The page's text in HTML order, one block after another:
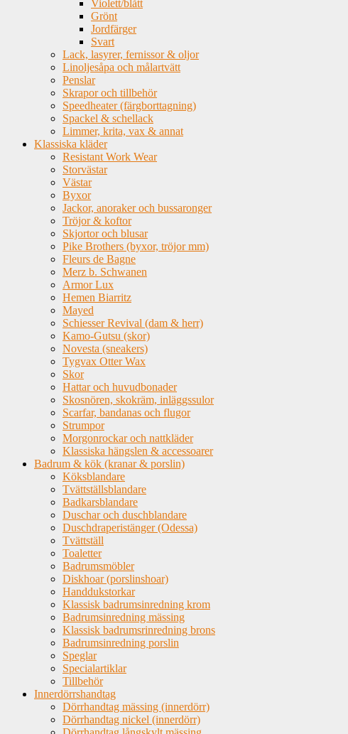
Violett/blått
Grönt
Jordfärger
Svart
Lack, lasyrer, fernissor & oljor
Linoljesåpa och målartvätt
Penslar
Skrapor och tillbehör
Speedheater (färgborttagning)
Spackel & schellack
Limmer, krita, vax & annat
Klassiska kläder
Resistant Work Wear
Storvästar
Västar
Byxor
Jackor, anoraker och bussaronger
Tröjor & koftor
Skjortor och blusar
Pike Brothers (byxor, tröjor mm)
Fleurs de Bagne
Merz b. Schwanen
Armor Lux
Hemen Biarritz
Mayed
Schiesser Revival (dam & herr)
Kamo-Gutsu (skor)
Novesta (sneakers)
Tygvax Otter Wax
Skor
Hattar och huvudbonader
Skosnören, skokräm, inläggssulor
Scarfar, bandanas och flugor
Strumpor
Morgonrockar och nattkläder
Klassiska hängslen & accessoarer
Badrum & kök (kranar & porslin)
Köksblandare
Tvättställsblandare
Badkarsblandare
Duschar och duschblandare
Duschdraperistänger (Odessa)
Tvättställ
Toaletter
Badrumsmöbler
Diskhoar (porslinshoar)
Handdukstorkar
Klassisk badrumsinredning krom
Badrumsinredning mässing
Klassisk badrumsrinredning brons
Badrumsinredning porslin
Speglar
Specialartiklar
Tillbehör
Innerdörrshandtag
Dörrhandtag mässing (innerdörr)
Dörrhandtag nickel (innerdörr)